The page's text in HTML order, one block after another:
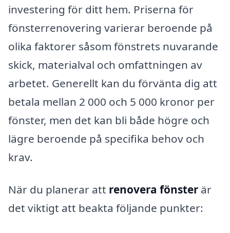
investering för ditt hem. Priserna för
fönsterrenovering varierar beroende på
olika faktorer såsom fönstrets nuvarande
skick, materialval och omfattningen av
arbetet. Generellt kan du förvänta dig att
betala mellan 2 000 och 5 000 kronor per
fönster, men det kan bli både högre och
lägre beroende på specifika behov och
krav.
När du planerar att renovera fönster är
det viktigt att beakta följande punkter: